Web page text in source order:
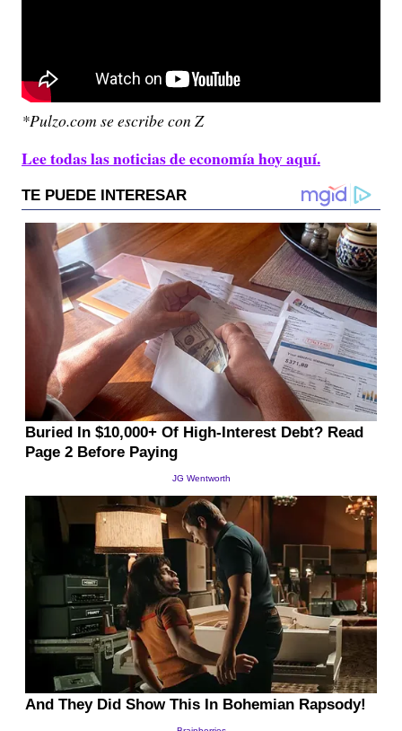
*Pulzo.com se escribe con Z
Lee todas las noticias de economía hoy aquí.